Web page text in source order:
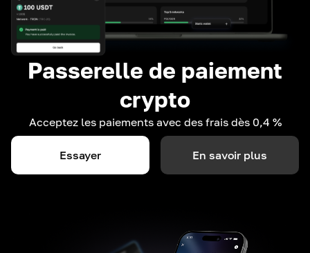
Passerelle de paiement
crypto
Acceptez les paiements avec des frais dès 0,4 %
Essayer En savoir plus